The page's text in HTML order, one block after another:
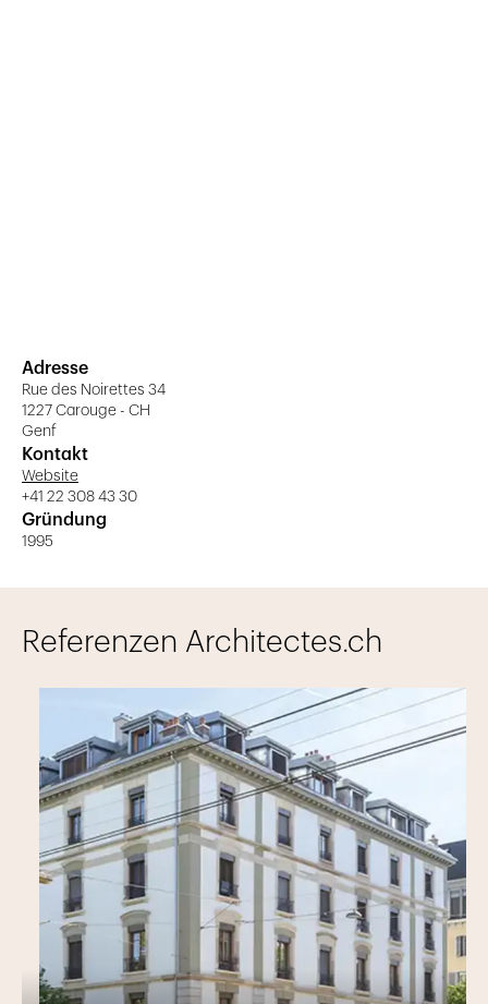
Adresse
Rue des Noirettes 34
1227 Carouge - CH
Genf
Kontakt
Website
+41 22 308 43 30
Gründung
1995
Referenzen Architectes.ch